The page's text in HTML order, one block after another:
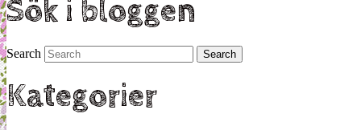
Sök i bloggen
Search
Kategorier